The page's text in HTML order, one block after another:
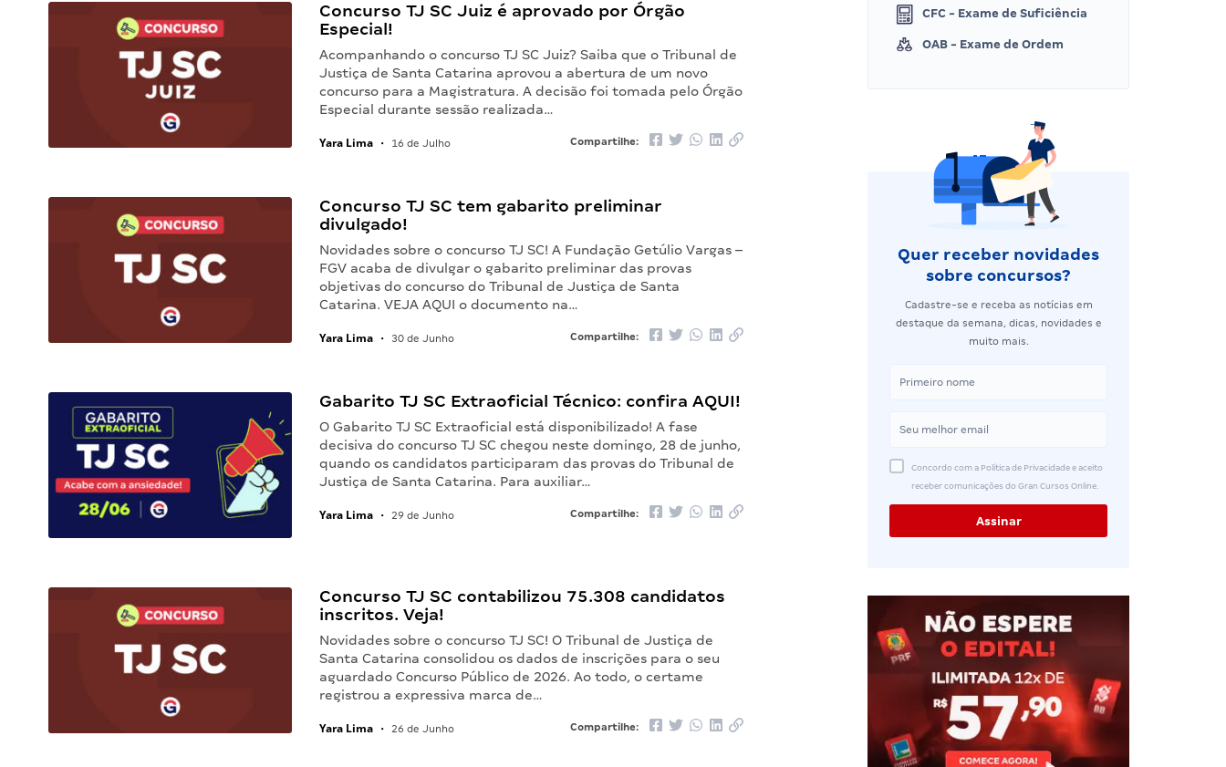
Concurso TJ SC Juiz é aprovado por Órgão
Especial!
Acompanhando o concurso TJ SC Juiz? Saiba que o Tribunal de
Justiça de Santa Catarina aprovou a abertura de um novo
concurso para a Magistratura. A decisão foi tomada pelo Órgão
Especial durante sessão realizada…
Yara Lima • 16 de Julho Compartilhe:
Concurso TJ SC tem gabarito preliminar
divulgado!
Novidades sobre o concurso TJ SC! A Fundação Getúlio Vargas –
FGV acaba de divulgar o gabarito preliminar das provas
objetivas do concurso do Tribunal de Justiça de Santa
Catarina. VEJA AQUI o documento na…
Yara Lima • 30 de Junho Compartilhe:
Gabarito TJ SC Extraoficial Técnico: confira AQUI!
O Gabarito TJ SC Extraoficial está disponibilizado! A fase
decisiva do concurso TJ SC chegou neste domingo, 28 de junho,
quando os candidatos participaram das provas do Tribunal de
Justiça de Santa Catarina. Para auxiliar…
Yara Lima • 29 de Junho Compartilhe:
Concurso TJ SC contabilizou 75.308 candidatos
inscritos. Veja!
Novidades sobre o concurso TJ SC! O Tribunal de Justiça de
Santa Catarina consolidou os dados de inscrições para o seu
aguardado Concurso Público de 2026. Ao todo, o certame
registrou a expressiva marca de…
Yara Lima • 26 de Junho Compartilhe:
CFC - Exame de Suficiência
OAB - Exame de Ordem
Quer receber novidades
sobre concursos?
Cadastre-se e receba as notícias em
destaque da semana, dicas, novidades e
muito mais.
Concordo com a Política de Privacidade e aceito
receber comunicações do Gran Cursos Online.